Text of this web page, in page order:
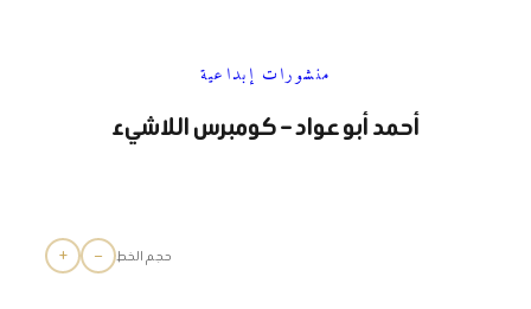
منشورات إبداعية
أحمد أبو عواد – كومبرس اللاشيء
حجم الخط −
+